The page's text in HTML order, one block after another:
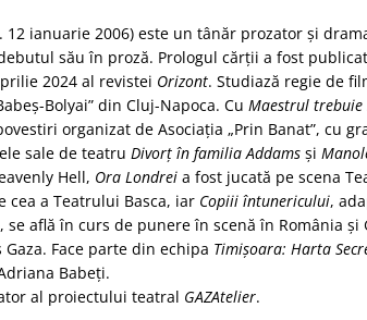
12 ianuarie 2006) este un tânăr prozator şi
său în proză. Prologul cărţii a fost
2024 al revistei Orizont. Studiază regie de
Bolyai” din Cluj-Napoca. Cu Maestrul trebuie
organizat de Asociaţia „Prin Banat”, cu
sale de teatruDivorţ în familia Addams şi
Hell, Ora Londrei a fost jucată pe scena
cea a Teatrului Basca, iar Copiii întunericului,
se află în curs de punere în scenă în România
Face parte din echipa Timişoara: Harta
Babeţi.
al proiectului teatral GAZAtelier.